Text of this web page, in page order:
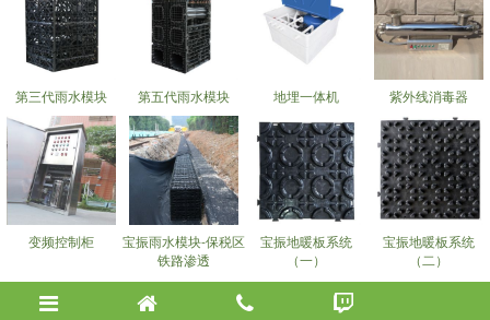
第三代雨水模块 第五代雨水模块 地埋一体机 紫外线消毒器
变频控制柜
宝振雨水模块-保税区
铁路渗透
宝振地暖板系统
（一）
宝振地暖板系统
（二）